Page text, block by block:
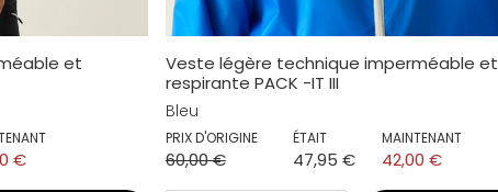
et
€
Veste légère technique imperméable et
respirante PACK -IT III
Bleu
PRIX D'ORIGINE
60,00 €
ÉTAIT
47,95 €
MAINTENANT
42,00 €